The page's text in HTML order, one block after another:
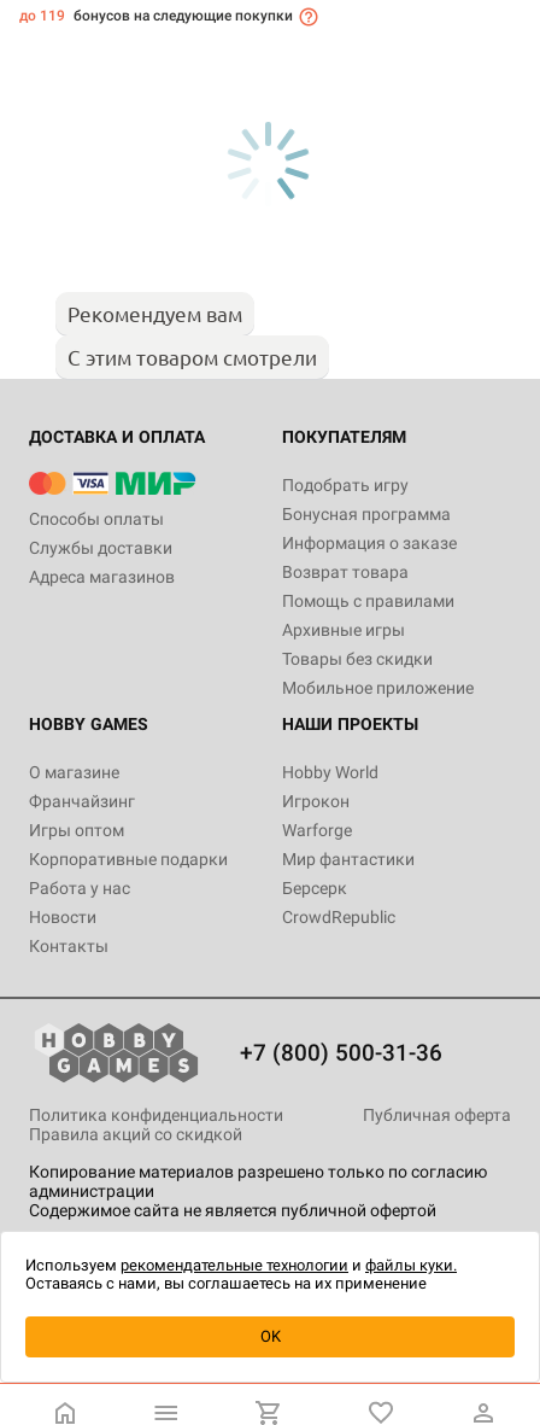
Уведомить о наличии
до 119 бонусов на следующие покупки
Рекомендуем вам
С этим товаром смотрели
ДОСТАВКА И ОПЛАТА
Способы оплаты
Службы доставки
Адреса магазинов
ПОКУПАТЕЛЯМ
Подобрать игру
Бонусная программа
Информация о заказе
Возврат товара
Помощь с правилами
Архивные игры
Товары без скидки
Мобильное приложение
HOBBY GAMES
О магазине
Франчайзинг
Игры оптом
Корпоративные подарки
Работа у нас
Новости
Контакты
НАШИ ПРОЕКТЫ
Hobby World
Игрокон
Warforge
Мир фантастики
Берсерк
CrowdRepublic
+7 (800) 500-31-36
Копирование материалов разрешено только по согласию
администрации
Содержимое сайта не является публичной офертой
Политика конфиденциальности
Публичная оферта
Правила акций со скидкой
технологии.
Используем рекомендательные технологии и файлы куки.
Оставаясь с нами, вы соглашаетесь на их применение
OK